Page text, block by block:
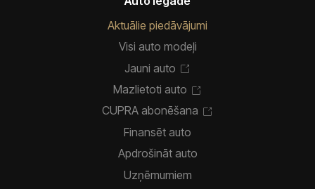
Aktuālie piedāvājumi
Visi auto modeļi
Jauni auto
Mazlietoti auto
CUPRA abonēšana
Finansēt auto
Apdrošināt auto
Uzņēmumiem